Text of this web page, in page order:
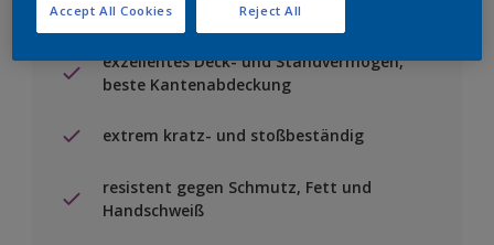
Besondere Merkmale
exzellentes Deck- und Standvermögen,
beste Kantenabdeckung
extrem kratz- und stoßbeständig
resistent gegen Schmutz, Fett und
Handschweiß
Reject All
Accept All Cookies